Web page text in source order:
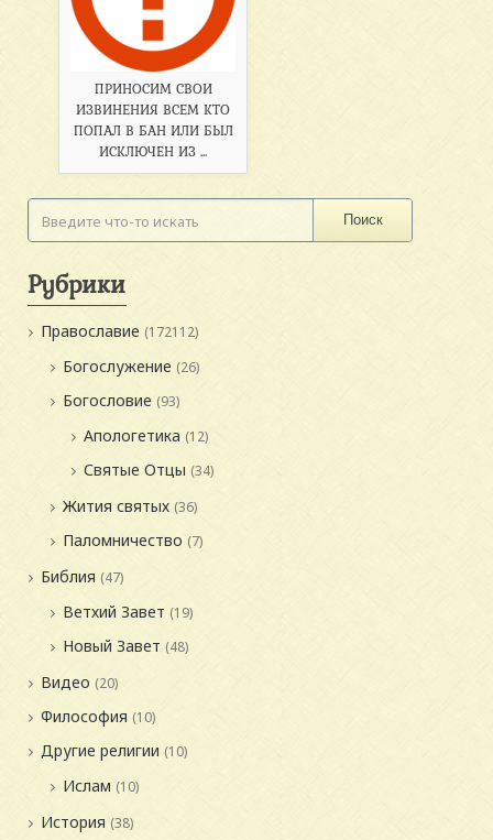
ПРИНОСИМ СВОИ
ИЗВИНЕНИЯ ВСЕМ КТО
ПОПАЛ В БАН ИЛИ БЫЛ
ИСКЛЮЧЕН ИЗ ...
Поиск
Рубрики
Православие (172112)
Богослужение (26)
Богословие (93)
Апологетика (12)
Святые Отцы (34)
Жития святых (36)
Паломничество (7)
Библия (47)
Ветхий Завет (19)
Новый Завет (48)
Видео (20)
Философия (10)
Другие религии (10)
Ислам (10)
История (38)